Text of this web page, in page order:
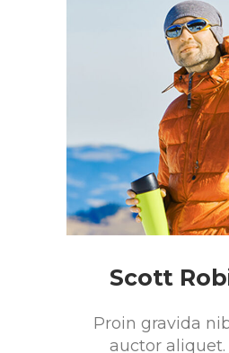
Scott
Proin gravida
auctor aliquet.